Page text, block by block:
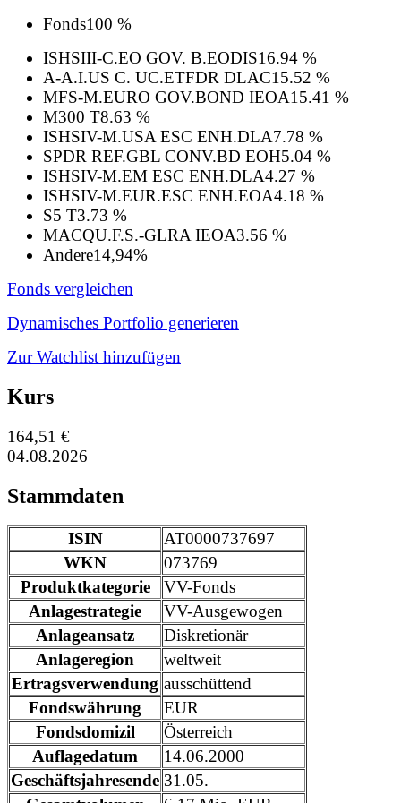
Fonds100 %
ISHSIII-C.EO GOV. B.EODIS16.94 %
A-A.I.US C. UC.ETFDR DLAC15.52 %
MFS-M.EURO GOV.BOND IEOA15.41 %
M300 T8.63 %
ISHSIV-M.USA ESC ENH.DLA7.78 %
SPDR REF.GBL CONV.BD EOH5.04 %
ISHSIV-M.EM ESC ENH.DLA4.27 %
ISHSIV-M.EUR.ESC ENH.EOA4.18 %
S5 T3.73 %
MACQU.F.S.-GLRA IEOA3.56 %
Andere14,94%
Fonds vergleichen
Dynamisches Portfolio generieren
Zur Watchlist hinzufügen
Kurs
164,51 €
04.08.2026
Stammdaten
ISIN
AT0000737697
WKN
073769
Produktkategorie
VV-Fonds
Anlagestrategie
VV-Ausgewogen
Anlageansatz
Diskretionär
Anlageregion
weltweit
Ertragsverwendung ausschüttend
Fondswährung
EUR
Fondsdomizil
Österreich
Auflagedatum
14.06.2000
Geschäftsjahresende 31.05.